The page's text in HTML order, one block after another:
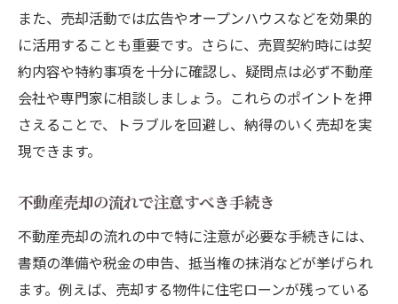
司法書士が不動産売却で果たす安心の役割
トラブル回避へつながる書類提出のコツ
不動産売却での書類提出時の注意ポイント
トラブル防止に役立つ不動産売却書類対策
スムーズな不動産売却を叶える書類準備法
書類不備を防ぐ不動産売却のポイント解説
また、売却活動では広告やオープンハウスなどを効果的
に活用することも重要です。さらに、売買契約時には契
約内容や特約事項を十分に確認し、疑問点は必ず不動産
会社や専門家に相談しましょう。これらのポイントを押
さえることで、トラブルを回避し、納得のいく売却を実
現できます。
不動産売却の流れで注意すべき手続き
不動産売却の流れの中で特に注意が必要な手続きには、
書類の準備や税金の申告、抵当権の抹消などが挙げられ
ます。例えば、売却する物件に住宅ローンが残っている